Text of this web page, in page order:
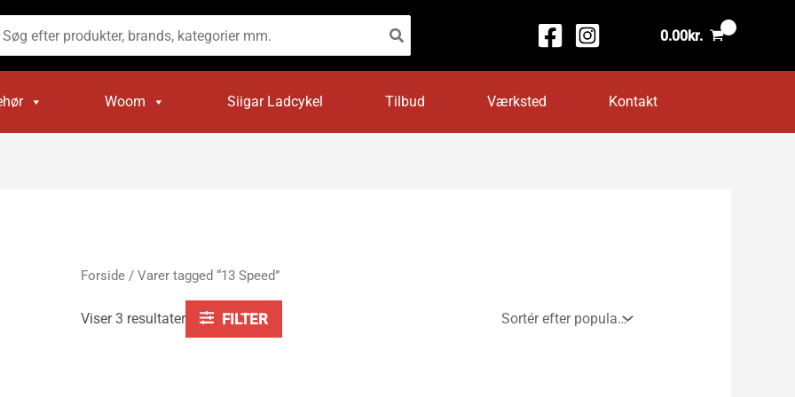
0.00kr.
Woom Siigar Ladcykel Tilbud Værksted Kontakt
Forside/ Varer tagged “13 Speed”
Viser 3 resultater
efter
popularitet
FILTER